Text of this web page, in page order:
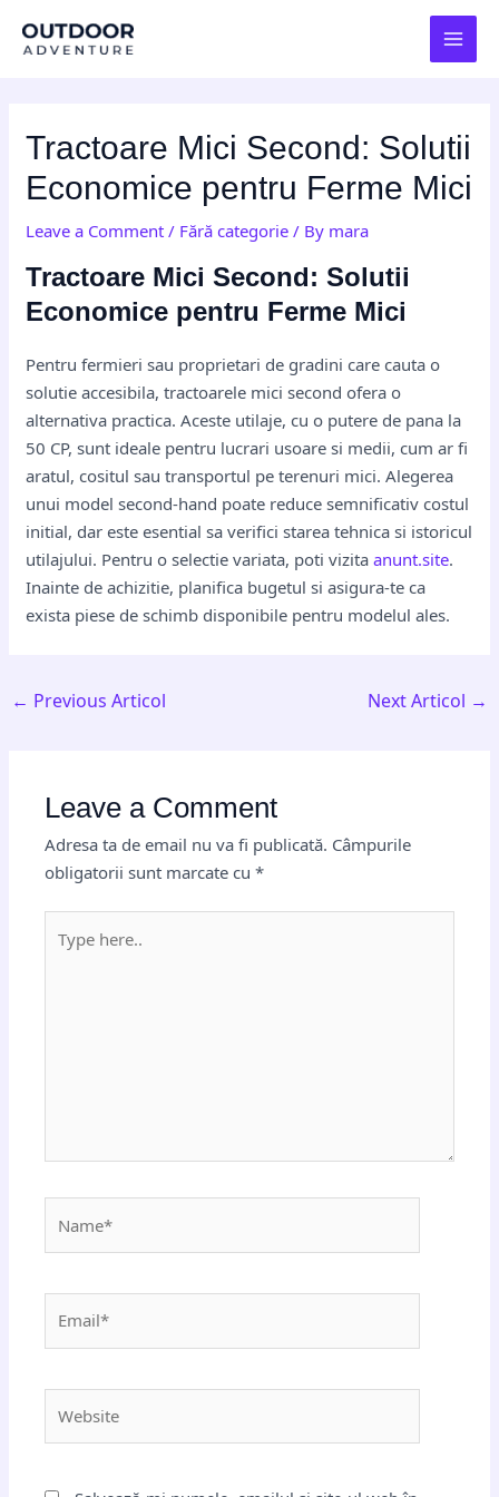
Tractoare Mici Second: Solutii
Economice pentru Ferme Mici
Leave a Comment / Fără categorie / By mara
Tractoare Mici Second: Solutii
Economice pentru Ferme Mici
Pentru fermieri sau proprietari de gradini care cauta o
solutie accesibila, tractoarele mici second ofera o
alternativa practica. Aceste utilaje, cu o putere de pana la
50 CP, sunt ideale pentru lucrari usoare si medii, cum ar fi
aratul, cositul sau transportul pe terenuri mici. Alegerea
unui model second-hand poate reduce semnificativ costul
initial, dar este esential sa verifici starea tehnica si istoricul
utilajului. Pentru o selectie variata, poti vizitaanunt.site.
Inainte de achizitie, planifica bugetul si asigura-te ca
exista piese de schimb disponibile pentru modelul ales.
navigation
← Previous Articol Next Articol →
Leave a Comment
Adresa ta de email nu va fi publicată. Câmpurile
obligatorii sunt marcate cu*
here..